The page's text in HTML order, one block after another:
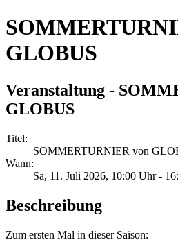
GLOBUS
Veranstaltung -
GLOBUS
Titel:
SOMMERTURNIER von
Wann:
Sa, 11. Juli 2026, 10:00 Uhr-
Beschreibung
Zum ersten Mal in dieser Saison: